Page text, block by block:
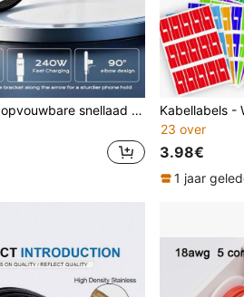
240W-65W opvouwbare snellaad datakabel met verstelbare telefoonstandaard, dubbele Type-C en USB-Type-C supersnel opladen - gebogen connector blokkeert de hand niet, compatibel met Apple 15-17 serie, S, snellaad, dubbele Type-C poorten, ingebouwde telefoonstandaard, mannelijk naar mannelijk, voor gebruik in auto en thuis
23 over
3.98€
1 jaar